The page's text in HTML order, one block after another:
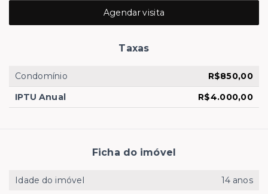
Agendar visita
Taxas
Condomínio
R$850,00
IPTU Anual
R$4.000,00
Ficha do imóvel
Idade do imóvel
14 anos